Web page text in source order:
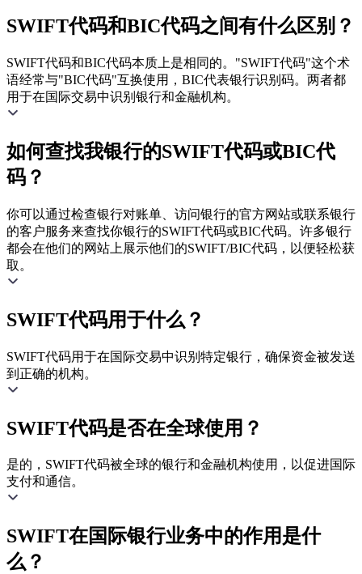
SWIFT代码和BIC代码之间有什么区别？
SWIFT代码和BIC代码本质上是相同的。"SWIFT代码"这个术
语经常与"BIC代码"互换使用，BIC代表银行识别码。两者都
用于在国际交易中识别银行和金融机构。
如何查找我银行的SWIFT代码或BIC代
码？
你可以通过检查银行对账单、访问银行的官方网站或联系银行
的客户服务来查找你银行的SWIFT代码或BIC代码。许多银行
都会在他们的网站上展示他们的SWIFT/BIC代码，以便轻松获
取。
SWIFT代码用于什么？
SWIFT代码用于在国际交易中识别特定银行，确保资金被发送
到正确的机构。
SWIFT代码是否在全球使用？
是的，SWIFT代码被全球的银行和金融机构使用，以促进国际
支付和通信。
SWIFT在国际银行业务中的作用是什
么？